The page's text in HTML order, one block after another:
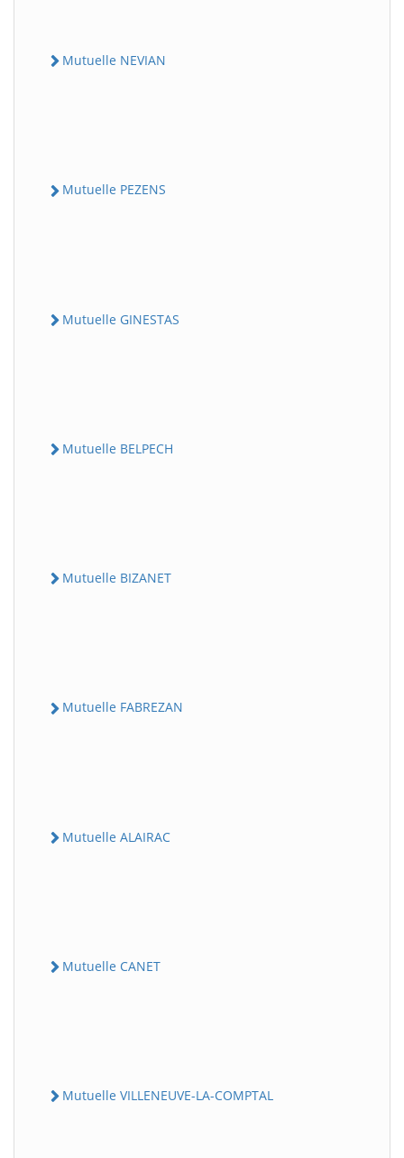
Mutuelle NEVIAN
Mutuelle PEZENS
Mutuelle GINESTAS
Mutuelle BELPECH
Mutuelle BIZANET
Mutuelle FABREZAN
Mutuelle ALAIRAC
Mutuelle CANET
Mutuelle VILLENEUVE-LA-COMPTAL